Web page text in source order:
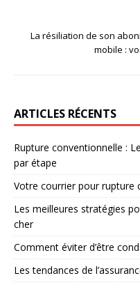
La résiliation de son
mobile :
ARTICLES RÉCENTS
Rupture conventionnelle :
par étape
Votre courrier pour rupture
Les meilleures stratégies
cher
Comment éviter d’être
Les tendances de